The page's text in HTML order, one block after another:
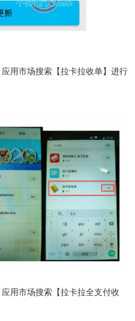
用市场搜索【拉卡拉收单】进行
用市场搜索【拉卡拉全支付收